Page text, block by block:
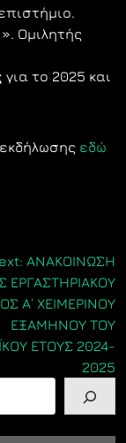
». Ομιλητής
για το 2025 και
εδώ
ΑΝΑΚΟΙΝΩΣΗ
ΕΡΓΑΣΤΗΡΙΑΚΟΥ
Α΄ ΧΕΙΜΕΡΙΝΟΥ
ΕΞΑΜΗΝΟΥ ΤΟΥ
ΕΤΟΥΣ 2024-
2025